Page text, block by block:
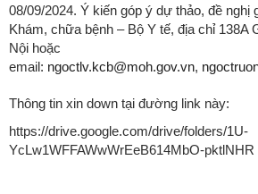
08/09/2024. Ý kiến góp ý dự thảo, đề nghị
Khám, chữa bệnh – Bộ Y tế, địa chỉ 138A
Nội hoặc
email: ngoctlv.kcb@moh.gov.vn,
Thông tin xin down tại đường link này:
https://drive.google.com/drive/folders/1U-
YcLw1WFFAWwWrEeB614MbO-pktlNHR